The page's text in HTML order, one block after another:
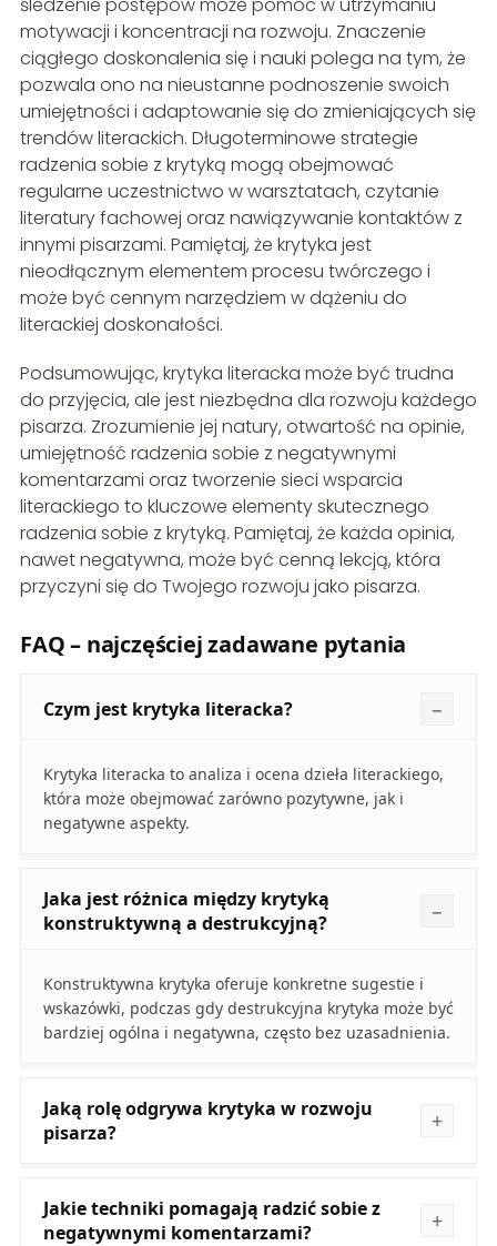
motywacji i koncentracji na rozwoju. Znaczenie
ciągłego doskonalenia się i nauki polega na tym, że
pozwala ono na nieustanne podnoszenie swoich
umiejętności i adaptowanie się do zmieniających się
trendów literackich. Długoterminowe strategie
radzenia sobie z krytyką mogą obejmować
regularne uczestnictwo w warsztatach, czytanie
literatury fachowej oraz nawiązywanie kontaktów z
innymi pisarzami. Pamiętaj, że krytyka jest
nieodłącznym elementem procesu twórczego i
może być cennym narzędziem w dążeniu do
literackiej doskonałości.
Podsumowując, krytyka literacka może być trudna
do przyjęcia, ale jest niezbędna dla rozwoju każdego
pisarza. Zrozumienie jej natury, otwartość na opinie,
umiejętność radzenia sobie z negatywnymi
komentarzami oraz tworzenie sieci wsparcia
literackiego to kluczowe elementy skutecznego
radzenia sobie z krytyką. Pamiętaj, że każda opinia,
nawet negatywna, może być cenną lekcją, która
przyczyni się do Twojego rozwoju jako pisarza.
FAQ – najczęściej zadawane pytania
Czym jest krytyka literacka?
Krytyka literacka to analiza i ocena dzieła literackiego,
która może obejmować zarówno pozytywne, jak i
negatywne aspekty.
Jaka jest różnica między krytyką
konstruktywną a destrukcyjną?
Konstruktywna krytyka oferuje konkretne sugestie i
wskazówki, podczas gdy destrukcyjna krytyka może być
bardziej ogólna i negatywna, często bez uzasadnienia.
Jaką rolę odgrywa krytyka w rozwoju
pisarza?
Jakie techniki pomagają radzić sobie z
negatywnymi komentarzami?